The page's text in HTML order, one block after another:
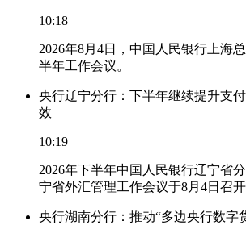
10:18
2026年8月4日，中国人民银行上海
半年工作会议。
央行辽宁分行：下半年继续提升支
效
10:19
2026年下半年中国人民银行辽宁省
宁省外汇管理工作会议于8月4日召开
央行湖南分行：推动“多边央行数字